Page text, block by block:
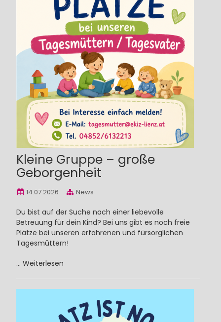
Kleine Gruppe – große
Geborgenheit
14.07.2026 News
Du bist auf der Suche nach einer liebevolle
Betreuung für dein Kind? Bei uns gibt es noch freie
Plätze bei unseren erfahrenen und fürsorglichen
Tagesmüttern!
... Weiterlesen